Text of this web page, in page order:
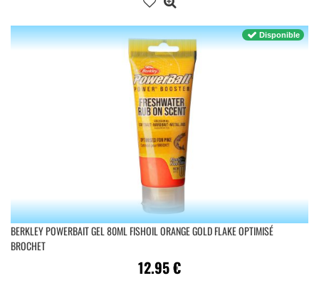
BERKLEY POWERBAIT GEL 80ML FISHOIL ORANGE GOLD FLAKE OPTIMISÉ
BROCHET
12.95€
Disponible